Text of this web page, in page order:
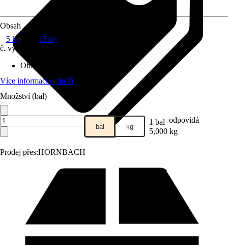
Prodej přes:HORNBACH
Obsah
5 kg
15 kg
č. výrobku
Oblast použití
Více informací o zboží
Množství (bal)
bal kg 1 bal odpovídá
5,000 kg